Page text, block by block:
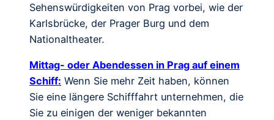
Sehenswürdigkeiten von Prag vorbei, wie der
Karlsbrücke, der Prager Burg und dem
Nationaltheater.
Mittag- oder Abendessen in Prag auf einem
Schiff: Wenn Sie mehr Zeit haben, können
Sie eine längere Schifffahrt unternehmen, die
Sie zu einigen der weniger bekannten